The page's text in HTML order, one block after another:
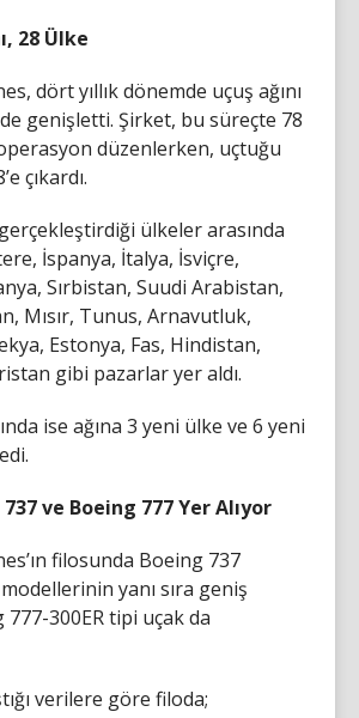
28 Ülke
dört yıllık dönemde uçuş ağını
genişletti. Şirket, bu süreçte 78
düzenlerken, uçtuğu
çıkardı.
gerçekleştirdiği ülkeler arasında
İspanya, İtalya, İsviçre,
Sırbistan, Suudi Arabistan,
Mısır, Tunus, Arnavutluk,
Estonya, Fas, Hindistan,
gibi pazarlar yer aldı.
ise ağına 3 yeni ülke ve 6 yeni
ve Boeing 777 Yer Alıyor
filosunda Boeing 737
yanı sıra geniş
300ER tipi uçak da
verilere göre filoda;